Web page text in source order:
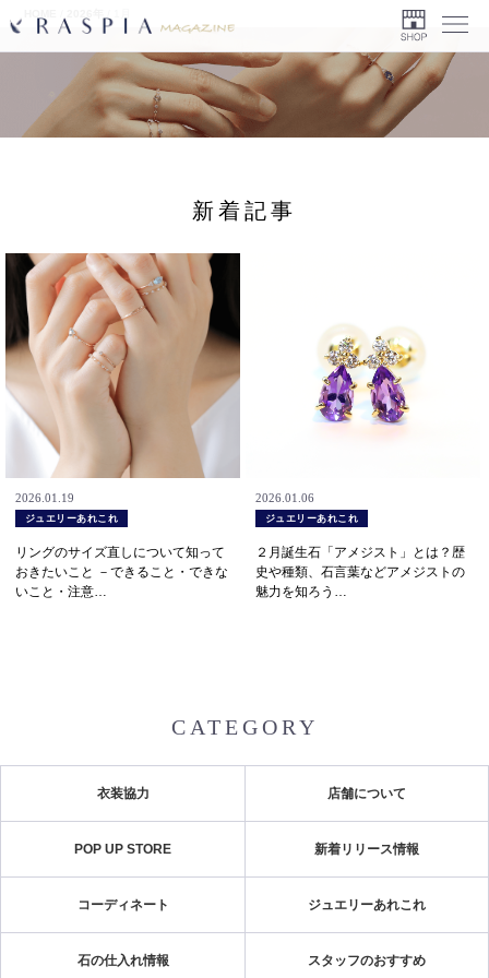
Menu
新着記事
2026.01.19
ジュエリーあれこれ
リングのサイズ直しについて知って
おきたいこと －できること・できな
いこと・注意…
2026.01.06
ジュエリーあれこれ
２月誕生石「アメジスト」とは？歴
史や種類、石言葉などアメジストの
魅力を知ろう…
CATEGORY
衣装協力 店舗について
POP UP STORE 新着リリース情報
コーディネート ジュエリーあれこれ
石の仕入れ情報 スタッフのおすすめ